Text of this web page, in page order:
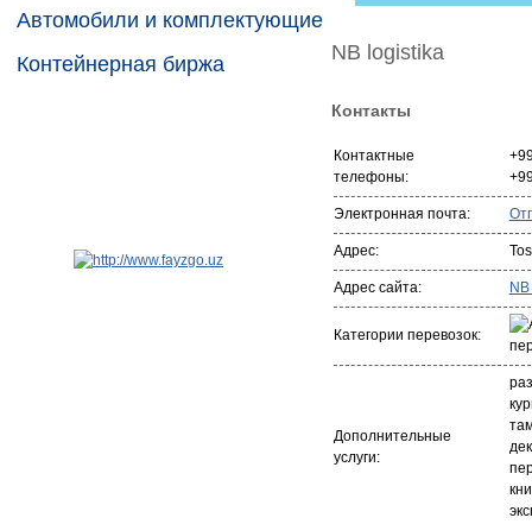
Автомобили и комплектующие
Контейнерная биржа
NB logistika
Контакты
Контактные
телефоны:
Электронная почта:
Адрес:
Адрес сайта:
Категории перевозок:
Дополнительные
услуги: